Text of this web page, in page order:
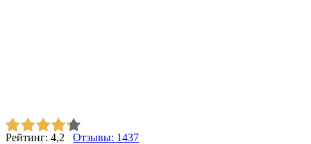
Рейтинг: 4,2 Отзывы: 1437